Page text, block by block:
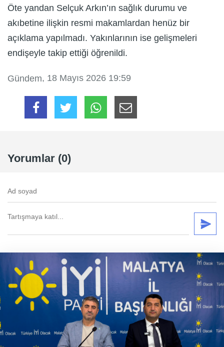
Öte yandan Selçuk Arkın’ın sağlık durumu ve
akıbetine ilişkin resmi makamlardan henüz bir
açıklama yapılmadı. Yakınlarının ise gelişmeleri
endişeyle takip ettiği öğrenildi.
Gündem, 18 Mayıs 2026 19:59
Yorumlar (0)